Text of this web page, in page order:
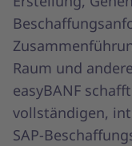
Raum und
easyBANF
vollständigen,
SAP-